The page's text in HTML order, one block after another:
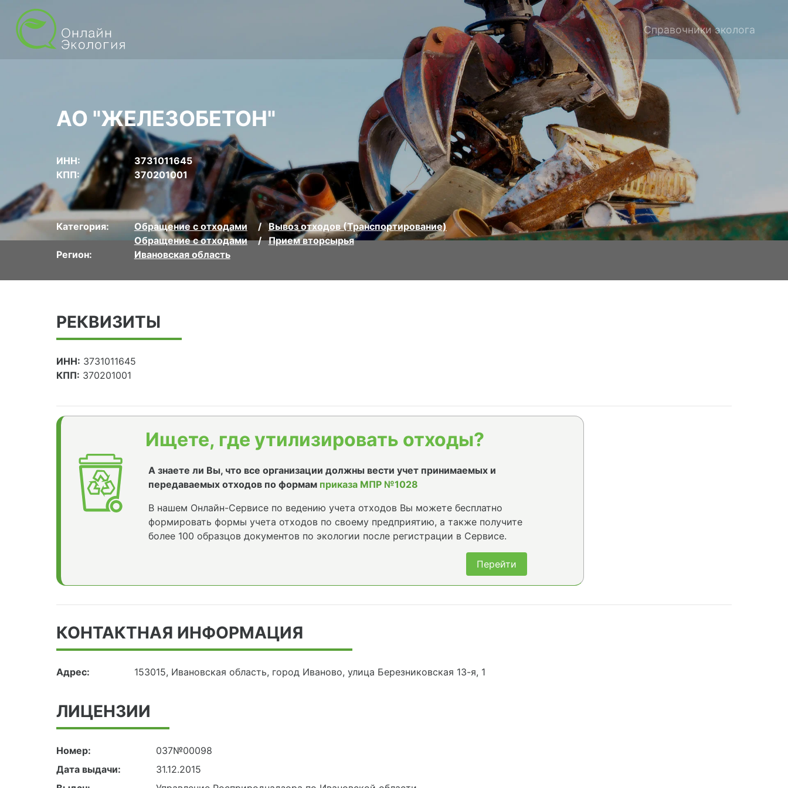
Справочники эколога
АО "ЖЕЛЕЗОБЕТОН"
ИНН:
3731011645
КПП:
370201001
Категория: Обращение с отходами
Вывоз отходов (Транспортирование)
Обращение с отходами
Прием вторсырья
Регион:
Ивановская область
РЕКВИЗИТЫ
ИНН: 3731011645
КПП: 370201001
Ищете, где утилизировать отходы?
А знаете ли Вы, что все организации должны вести учет принимаемых и
передаваемых отходов по формам приказа МПР №1028
В нашем Онлайн-Сервисе по ведению учета отходов Вы можете бесплатно
формировать формы учета отходов по своему предприятию, а также получите
более 100 образцов документов по экологии после регистрации в Сервисе.
Перейти
КОНТАКТНАЯ ИНФОРМАЦИЯ
Адрес: 153015, Ивановская область, город Иваново, улица Березниковская 13-я, 1
ЛИЦЕНЗИИ
Номер:
037№00098
Дата выдачи:
31.12.2015